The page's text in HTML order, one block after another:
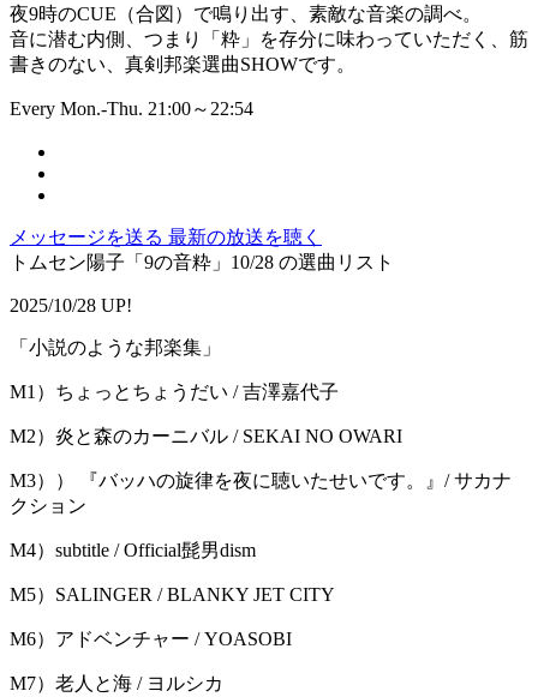
夜9時のCUE（合図）で鳴り出す、素敵な音楽の調べ。
音に潜む内側、つまり「粋」を存分に味わっていただく、筋
書きのない、真剣邦楽選曲SHOWです。
Every Mon.-Thu. 21:00～22:54
メッセージを送る 最新の放送を聴く
トムセン陽子「9の音粋」10/28 の選曲リスト
2025/10/28 UP!
「小説のような邦楽集」
M1）ちょっとちょうだい / 吉澤嘉代子
M2）炎と森のカーニバル / SEKAI NO OWARI
M3）） 『バッハの旋律を夜に聴いたせいです。』/ サカナ
クション
M4）subtitle / Official髭男dism
M5）SALINGER / BLANKY JET CITY
M6）アドベンチャー / YOASOBI
M7）老人と海 / ヨルシカ